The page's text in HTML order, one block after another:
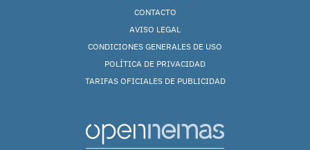
CONTACTO
AVISO LEGAL
CONDICIONES GENERALES DE USO
POLÍTICA DE PRIVACIDAD
TARIFAS OFICIALES DE PUBLICIDAD